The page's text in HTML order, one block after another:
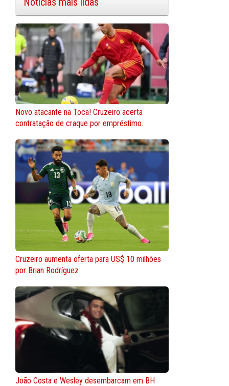
Novo atacante na Toca! Cruzeiro acerta
contratação de craque por empréstimo.
Cruzeiro aumenta oferta para US$ 10 milhões
por Brian Rodríguez
João Costa e Wesley desembarcam em BH